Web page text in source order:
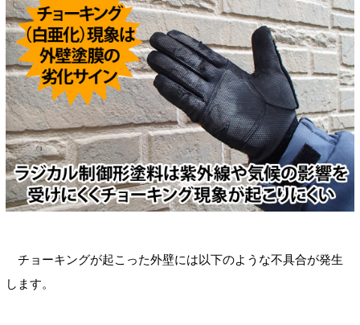
チョーキングが起こった外壁には以下のような不具合が発生
します。